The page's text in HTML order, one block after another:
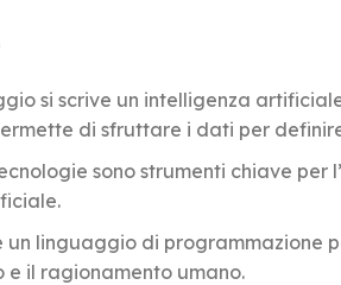
si scrive un intelligenza
di sfruttare i dati per
sono strumenti chiave per
un linguaggio di programmazione
e il ragionamento umano.